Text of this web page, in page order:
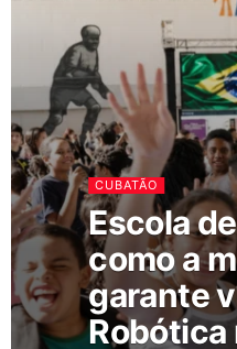
CUBATÃO
Escola
como a
garante
Robótica